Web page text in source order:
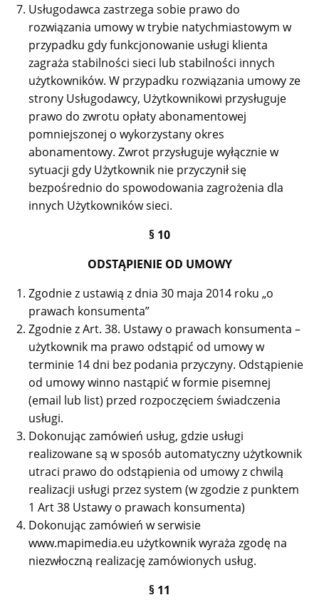
Usługodawca zastrzega sobie prawo do
rozwiązania umowy w trybie natychmiastowym w
przypadku gdy funkcjonowanie usługi klienta
zagraża stabilności sieci lub stabilności innych
użytkowników. W przypadku rozwiązania umowy ze
strony Usługodawcy, Użytkownikowi przysługuje
prawo do zwrotu opłaty abonamentowej
pomniejszonej o wykorzystany okres
abonamentowy. Zwrot przysługuje wyłącznie w
sytuacji gdy Użytkownik nie przyczynił się
bezpośrednio do spowodowania zagrożenia dla
innych Użytkowników sieci.
§ 10
ODSTĄPIENIE OD UMOWY
Zgodnie z ustawią z dnia 30 maja 2014 roku „o
prawach konsumenta”
Zgodnie z Art. 38. Ustawy o prawach konsumenta –
użytkownik ma prawo odstąpić od umowy w
terminie 14 dni bez podania przyczyny. Odstąpienie
od umowy winno nastąpić w formie pisemnej
(email lub list) przed rozpoczęciem świadczenia
usługi.
Dokonując zamówień usług, gdzie usługi
realizowane są w sposób automatyczny użytkownik
utraci prawo do odstąpienia od umowy z chwilą
realizacji usługi przez system (w zgodzie z punktem
1 Art 38 Ustawy o prawach konsumenta)
Dokonując zamówień w serwisie
www.mapimedia.eu użytkownik wyraża zgodę na
niezwłoczną realizację zamówionych usług.
§ 11